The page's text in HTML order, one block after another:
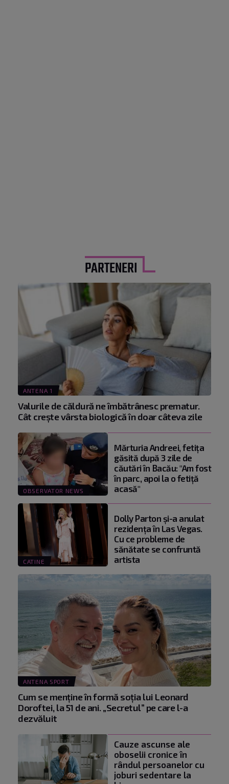
PARTENERI
ANTENA 1
Valurile de căldură ne îmbătrânesc prematur.
Cât crește vârsta biologică în doar câteva zile
OBSERVATOR NEWS
Mărturia Andreei, fetiţa
găsită după 3 zile de
căutări în Bacău: "Am fost
în parc, apoi la o fetiţă
acasă"
CATINE
Dolly Parton și-a anulat
rezidența în Las Vegas.
Cu ce probleme de
sănătate se confruntă
artista
ANTENA SPORT
Cum se menţine în formă soţia lui Leonard
Doroftei, la 51 de ani. „Secretul” pe care l-a
dezvăluit
Cauze ascunse ale
oboselii cronice în
rândul persoanelor cu
joburi sedentare la